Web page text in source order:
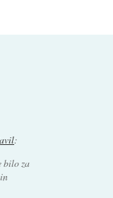
:
bilo za